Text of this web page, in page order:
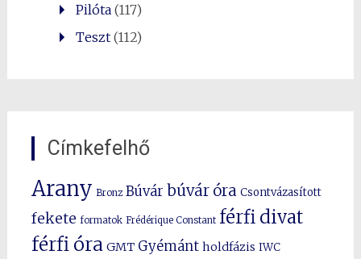
Pilóta(117)
Teszt(112)
Címkefelhő
Arany Bronz Búvár búvár óra Csontvázasított
fekete formatok Frédérique Constant férfi divat
férfi óra GMT Gyémánt holdfázis IWC